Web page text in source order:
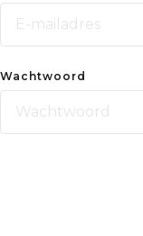
Wachtwoord